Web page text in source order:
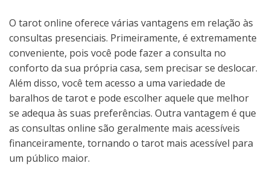
O tarot online oferece várias vantagens em relação às
consultas presenciais. Primeiramente, é extremamente
conveniente, pois você pode fazer a consulta no
conforto da sua própria casa, sem precisar se deslocar.
Além disso, você tem acesso a uma variedade de
baralhos de tarot e pode escolher aquele que melhor
se adequa às suas preferências. Outra vantagem é que
as consultas online são geralmente mais acessíveis
financeiramente, tornando o tarot mais acessível para
um público maior.